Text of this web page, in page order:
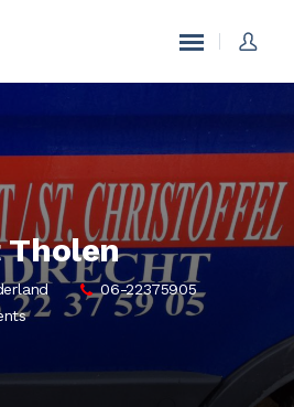
06-22375905